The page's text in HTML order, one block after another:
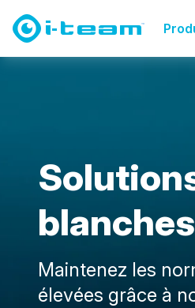
Solutions
Solution
blanches
Maintenez les
élevées grâce à